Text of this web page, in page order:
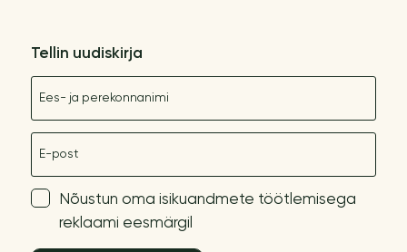
Tellin uudiskirja
Nõustun oma isikuandmete töötlemisega
reklaami eesmärgil